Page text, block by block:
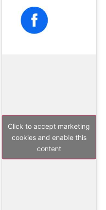
Click to accept marketing
cookies and enable this
content